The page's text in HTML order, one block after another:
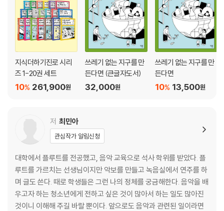
지식더하기진로 시리
즈 1-20권 세트
261,900원
10%
쓰레기 없는 지구를 만
든다면 (큰글자도서)
32,000원
쓰레기 없는 지구를 만
든다면
13,500원
10%
저 최민아
관심작가 알림신청
대학에서 플루트를 전공했고, 음악 교육으로 석사 학위를 받았다. 플
루트를 가르치는 선생님이지만 악보를 만들고 녹음실에서 연주를 하
며 글도 쓴다. 때로 학생들은 그런 나의 정체를 궁금해한다. 음악을 배
우고자 하는 청소년에게 전하고 싶은 것이 많아서 하는 일도 많아진
것이니 이해해 주길 바랄 뿐이다. 앞으로도 음악과 관련된 일이라면